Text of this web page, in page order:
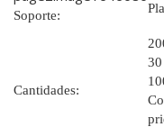
Soporte:
Cantidades:
30